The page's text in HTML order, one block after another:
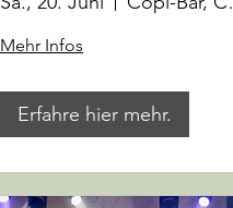
Mehr Infos
Erfahre hier mehr.